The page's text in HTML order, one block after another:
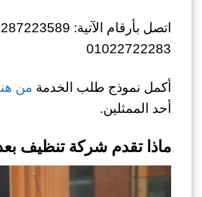
01022722283
أكمل نموذج طلب الخدمة من
أحد الممثلين.
ماذا تقدم شركة تنظيف